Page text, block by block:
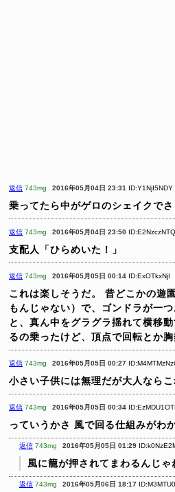
返信 743mg 2016年05月04日 23:31 ID:Y1NjI5NDY
乗ってたら中がゲロのシェイクで
返信 743mg 2016年05月04日 23:50 ID:E2NzczNTQ
支配人「ひらめいた！」
返信 743mg 2016年05月05日 00:14 ID:ExOTkxNjI
これは楽しそうだ。
昔どこかの遊
もんじゃない）で、ゴンドラが一
と、真ん中をグラグラ揺れて横移
るの乗ったけど、頂点で回転とか胸
返信 743mg 2016年05月05日 00:27
小さい子供には無理だが大人なら
返信 743mg 2016年05月05日 00:34
っていうかさ 風で回る仕組みがわ
返信 743mg 2016年05月05日 01:29
風に籠が押されてまわるんじゃ
返信 743mg 2016年05月06日 18:17